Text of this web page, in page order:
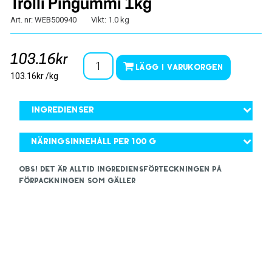
Trolli Pingummi 1kg
Art. nr: WEB500940 Vikt: 1.0 kg
103.16kr
103.16kr /kg
Lägg i varukorgen
Ingredienser
Näringsinnehåll per 100 g
OBS! Det är alltid ingrediensförteckningen på
förpackningen som gäller